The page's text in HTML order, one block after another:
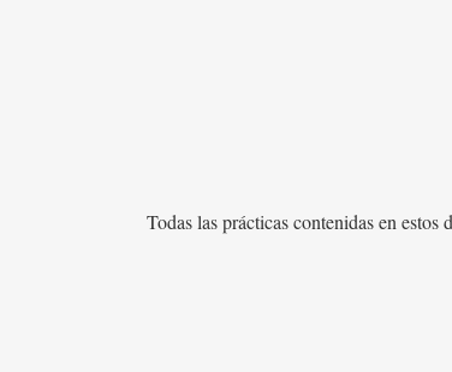
Todas las prácticas contenidas en